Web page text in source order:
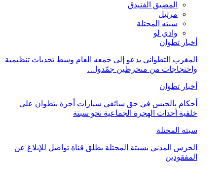
المضيق الفنيدق
مرتيل
سبته المحتلة
وادي لو
أخبار تطوان
المغرب التطواني يدعو إلى جمعه العام وسط تحديات تنظيمية
واحتجاجات من منخرطين جمّدوا…
أخبار تطوان
أحكام بالحبس في حق سائقي سيارات أجرة بتطوان على
خلفية أحداث الهجرة الجماعية نحو سبتة
سبته المحتلة
الحرس المدني بسبتة المحتلة يطلق قناة تواصل للإبلاغ عن
المفقودين